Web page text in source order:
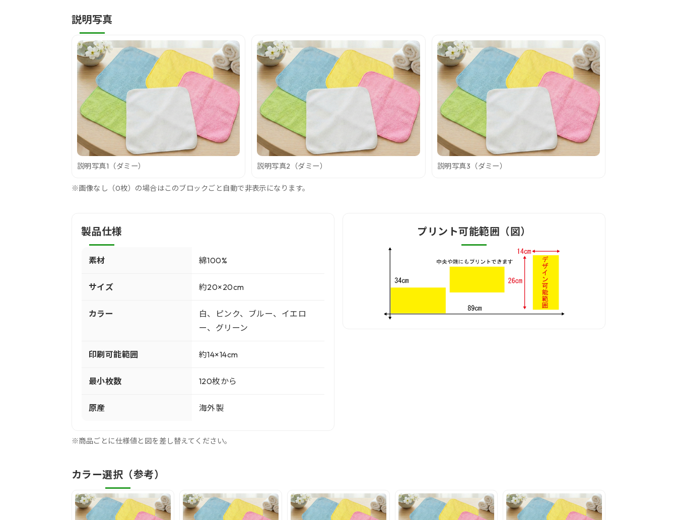
説明写真
説明写真1（ダミー） 説明写真2（ダミー） 説明写真3（ダミー）
※画像なし（0枚）の場合はこのブロックごと自動で非表示になります。
製品仕様
素材 綿100%
サイズ 約20×20cm
カラー
白、ピンク、ブルー、イエロ
ー、グリーン
印刷可能範囲 約14×14cm
最小枚数 120枚から
原産 海外製
プリント可能範囲（図）
※商品ごとに仕様値と図を差し替えてください。
カラー選択（参考）